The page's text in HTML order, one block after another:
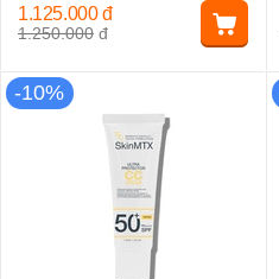
1.250.000 đ
1.125.000 đ
-10%